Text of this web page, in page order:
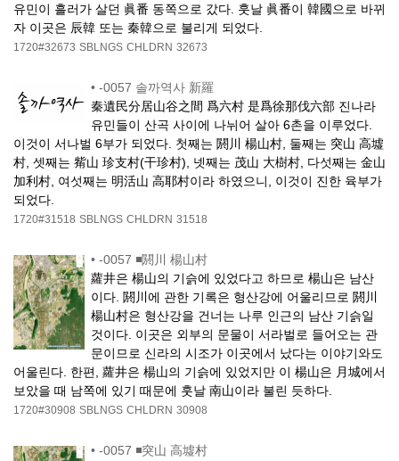
유민이 흘러가 살던 眞番 동쪽으로 갔다. 훗날 眞番이 韓國으로 바뀌
자 이곳은 辰韓 또는 秦韓으로 불리게 되었다.
1720#32673 SBLNGS CHLDRN 32673
• -0057 솔까역사 新羅
秦遺民分居山谷之間 爲六村 是爲徐那伐六部 진나라
유민들이 산곡 사이에 나뉘어 살아 6촌을 이루었다.
이것이 서나벌 6부가 되었다. 첫째는 閼川 楊山村, 둘째는 突山 高墟
村, 셋째는 觜山 珍支村(干珍村), 넷째는 茂山 大樹村, 다섯째는 金山
加利村, 여섯째는 明活山 高耶村이라 하였으니, 이것이 진한 육부가
되었다.
1720#31518 SBLNGS CHLDRN 31518
• -0057 ◾閼川 楊山村
蘿井은 楊山의 기슭에 있었다고 하므로 楊山은 남산
이다. 閼川에 관한 기록은 형산강에 어울리므로 閼川
楊山村은 형산강을 건너는 나루 인근의 남산 기슭일
것이다. 이곳은 외부의 문물이 서라벌로 들어오는 관
문이므로 신라의 시조가 이곳에서 났다는 이야기와도
어울린다. 한편, 蘿井은 楊山의 기슭에 있었지만 이 楊山은 月城에서
보았을 때 남쪽에 있기 때문에 훗날 南山이라 불린 듯하다.
1720#30908 SBLNGS CHLDRN 30908
• -0057 ◾突山 高墟村